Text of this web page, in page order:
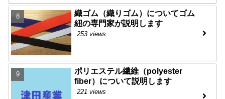
織ゴム（織りゴム）についてゴム
紐の専門家が説明します
253 views
ポリエステル繊維（polyester
fiber）について説明します
221 views